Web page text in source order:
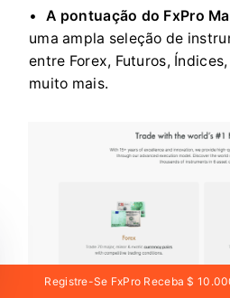
A pontuação do FxPro
uma ampla seleção de
entre Forex, Futuros,
muito mais.
Registre-Se FxPro Receba $